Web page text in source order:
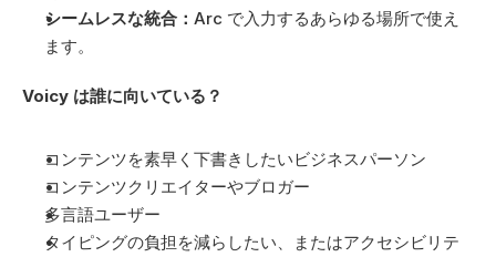
シームレスな統合： Arc で入力するあらゆる場所で使え
ます。
Voicy は誰に向いている？
コンテンツを素早く下書きしたいビジネスパーソン
コンテンツクリエイターやブロガー
多言語ユーザー
タイピングの負担を減らしたい、またはアクセシビリテ